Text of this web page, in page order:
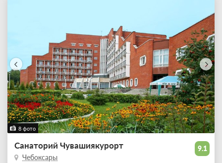
8 фото
9.1
Санаторий Чувашиякурорт
Чебоксары